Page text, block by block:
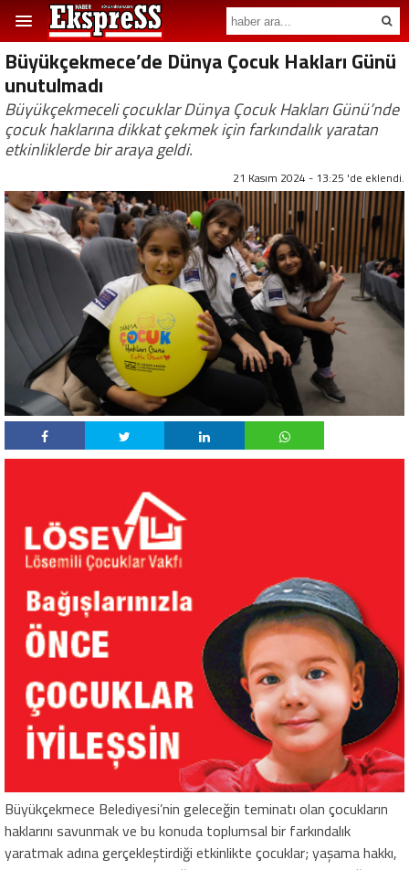
Büyükçekmece’de Dünya Çocuk Hakları Günü
unutulmadı
Büyükçekmeceli çocuklar Dünya Çocuk Hakları Günü’nde
çocuk haklarına dikkat çekmek için farkındalık yaratan
etkinliklerde bir araya geldi.
21 Kasım 2024 - 13:25 'de eklendi.
Büyükçekmece Belediyesi’nin geleceğin teminatı olan çocukların
haklarını savunmak ve bu konuda toplumsal bir farkındalık
yaratmak adına gerçekleştirdiği etkinlikte çocuklar; yaşama hakkı,